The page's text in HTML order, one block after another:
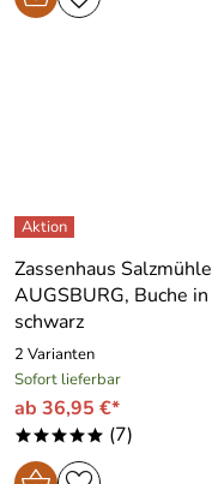
Zassenhaus Salzmühle
AUGSBURG, Buche in
schwarz
2 Varianten
Sofort lieferbar
ab 36,95 €*
***** (7)